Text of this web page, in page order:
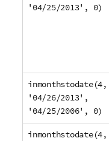
'04/25/2013', 0)
inmonthstodate(4,
'04/26/2013',
'04/25/2006', 0)
inmonthstodate(4,